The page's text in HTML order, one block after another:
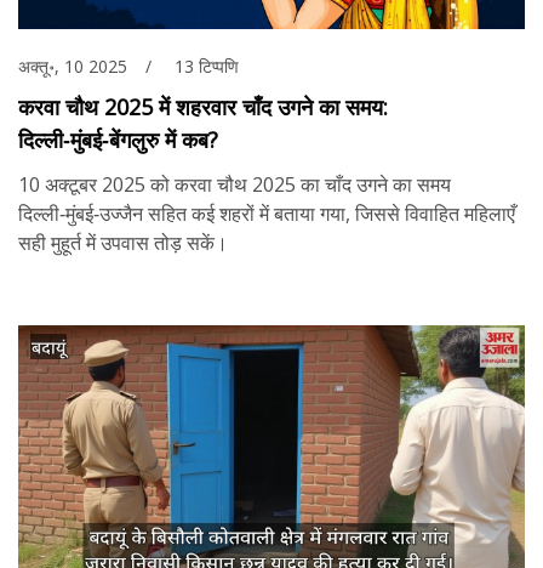
अक्तू॰, 10 2025 13 टिप्पणि
करवा चौथ 2025 में शहरवार चाँद उगने का समय:
दिल्ली‑मुंबई‑बेंगलुरु में कब?
10 अक्टूबर 2025 को करवा चौथ 2025 का चाँद उगने का समय
दिल्ली‑मुंबई‑उज्जैन सहित कई शहरों में बताया गया, जिससे विवाहित महिलाएँ
सही मुहूर्त में उपवास तोड़ सकें।